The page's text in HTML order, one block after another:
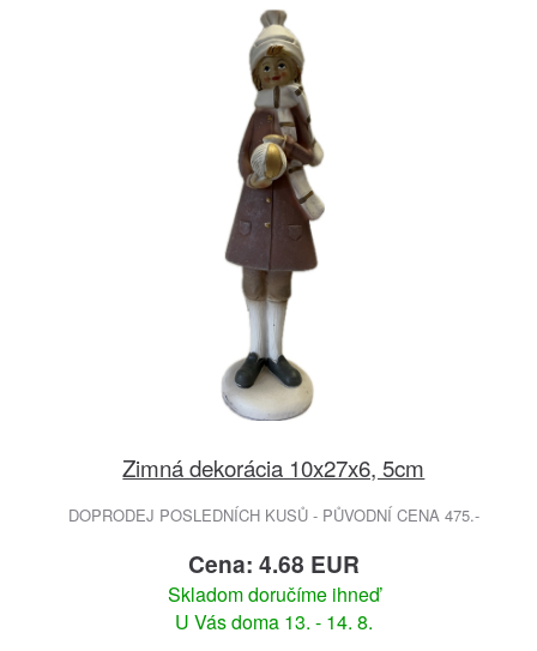
Zimná dekorácia 10x27x6, 5cm
DOPRODEJ POSLEDNÍCH KUSŮ - PŮVODNÍ CENA 475.-
Cena: 4.68 EUR
Skladom doručíme ihneď
U Vás doma 13. - 14. 8.